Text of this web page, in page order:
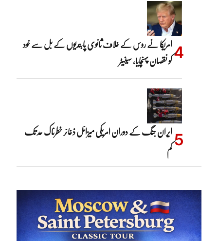
امریکا نے روس کے خلاف ثانوی پابندیوں کے بل سے خود
کو نقصان پہنچایا، سینیٹر
ایران جنگ کے دوران امریکی میزائل ذخائر خطرناک حد تک
کم